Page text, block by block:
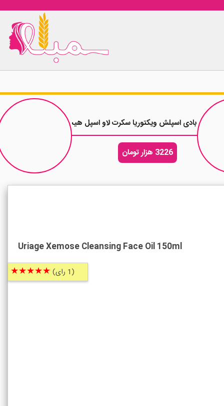
بادی اسپلش ویکتوریا سکرت لاو اسپل هیت Love Spell Heat حجم 250 میلی لیتر
3226 هزار تومان
Uriage Xemose Cleansing Face Oil 150ml
(1 رای) ★★★★★